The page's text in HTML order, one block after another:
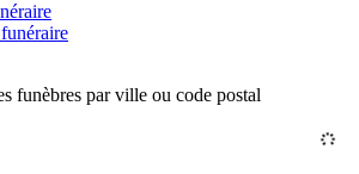
funèbres par ville ou code postal